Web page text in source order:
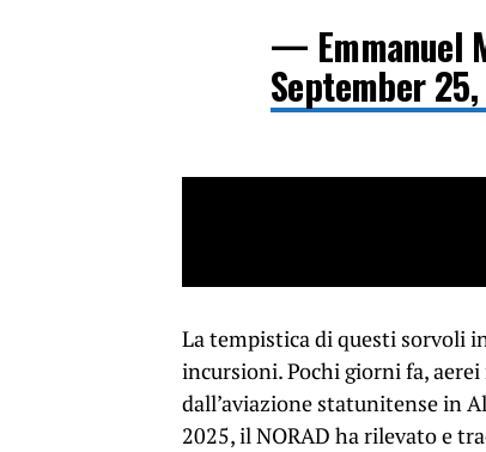
— Emmanuel
September
La tempistica di questi sorvoli
incursioni. Pochi giorni fa,
dall’aviazione statunitense in
2025, il NORAD ha rilevato e